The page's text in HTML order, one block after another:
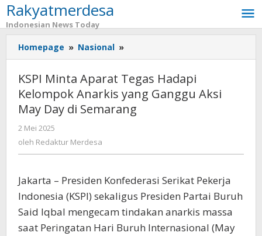
Lewati
ke
konten
Rakyatmerdesa
Indonesian News Today
Homepage » Nasional »
Minta
Tegas
Hadapi
Kelompok
Aksi
Day
di
Semarang
KSPI Minta Aparat Tegas Hadapi
Kelompok Anarkis yang Ganggu Aksi
May Day di Semarang
2 Mei 2025
Redaktur
oleh Redaktur Merdesa
Jakarta – Presiden Konfederasi Serikat Pekerja
Indonesia (KSPI) sekaligus Presiden Partai Buruh
Said Iqbal mengecam tindakan anarkis massa
saat Peringatan Hari Buruh Internasional (May